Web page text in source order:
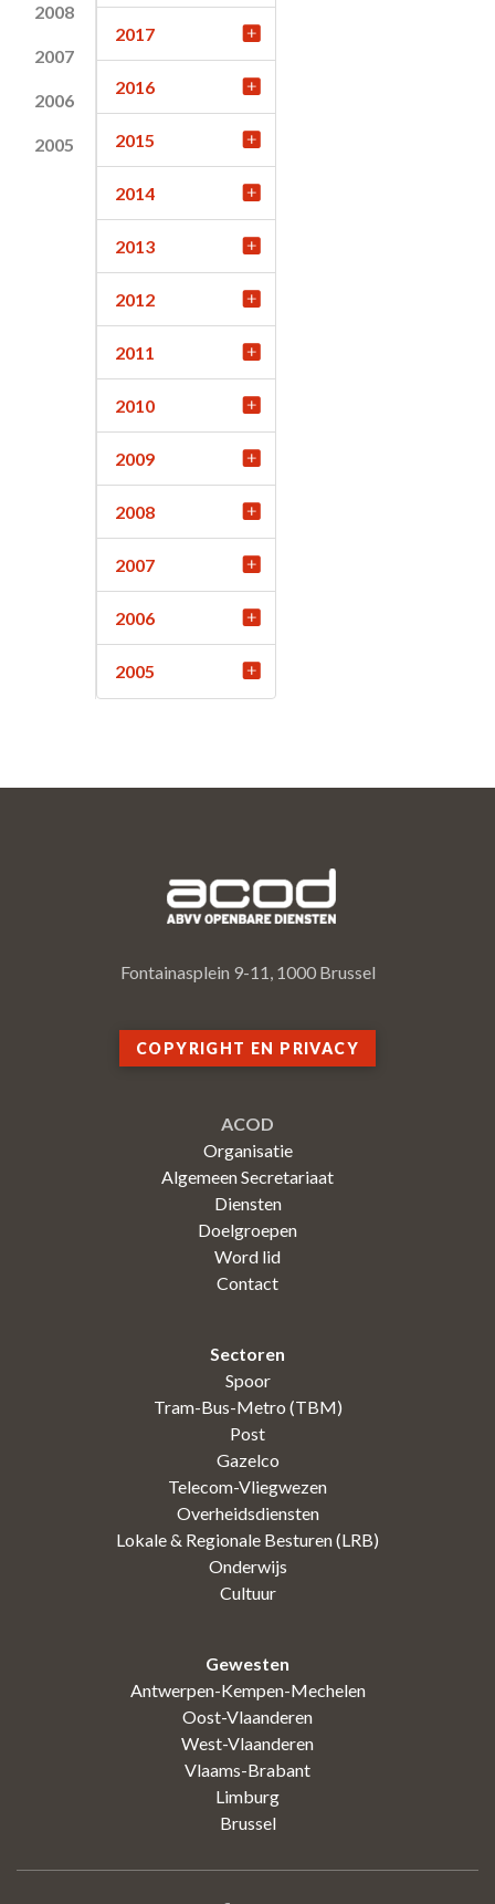
2008
2007
2006
2005
2017
2016
2015
2014
2013
2012
2011
2010
2009
2008
2007
2006
2005
Fontainasplein 9-11, 1000 Brussel
COPYRIGHT EN PRIVACY
ACOD
Organisatie
Algemeen Secretariaat
Diensten
Doelgroepen
Word lid
Contact
Sectoren
Spoor
Tram-Bus-Metro (TBM)
Post
Gazelco
Telecom-Vliegwezen
Overheidsdiensten
Lokale & Regionale Besturen (LRB)
Onderwijs
Cultuur
Gewesten
Antwerpen-Kempen-Mechelen
Oost-Vlaanderen
West-Vlaanderen
Vlaams-Brabant
Limburg
Brussel